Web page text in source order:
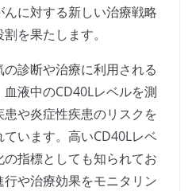
に対する新しい治療戦略
を果たします。
診断や治療に利用される
液中のCD40Lレベルを測
や炎症性疾患のリスクを
います。高いCD40Lレベ
指標としても知られてお
や治療効果をモニタリン